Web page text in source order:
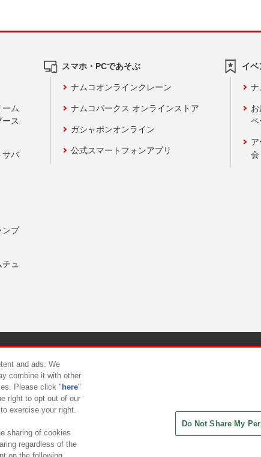
ム
ス
サバ
ンプ
ュ
スマホ・PCであそぶ
ナムコオンラインクレーン
ナムコパークス オンラインストア
ガシャポンオンライン
公式スマートフォンアプリ
イベ
ナ
ペ
会
ハラスメント対応方針
and ads. We
combine it with other
Please click " here"
right to opt out of our
exercise your right.
sharing of cookies
regardless of the
Do Not Share My